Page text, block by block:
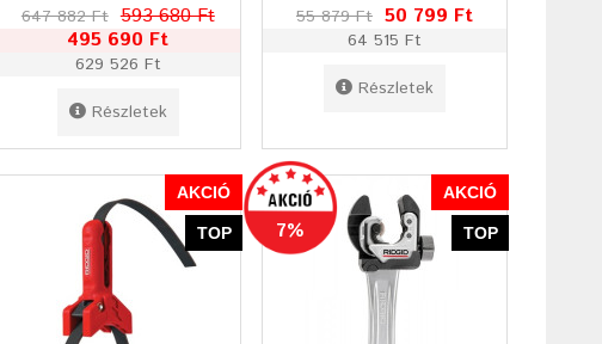
647 882 Ft 593 680 Ft
495 690 Ft
629 526 Ft
Részletek
55 879 Ft 50 799 Ft
64 515 Ft
Részletek
AKCIÓ
TOP 7%
AKCIÓ
TOP